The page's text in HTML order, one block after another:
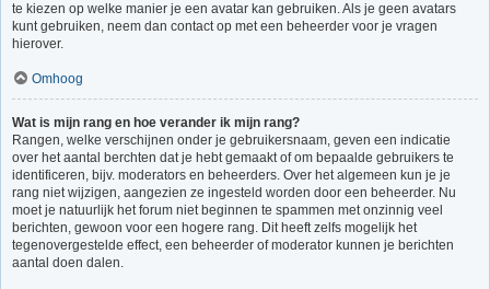
te kiezen op welke manier je een avatar kan gebruiken. Als je geen avatars
kunt gebruiken, neem dan contact op met een beheerder voor je vragen
hierover.
Omhoog
Wat is mijn rang en hoe verander ik mijn rang?
Rangen, welke verschijnen onder je gebruikersnaam, geven een indicatie
over het aantal berchten dat je hebt gemaakt of om bepaalde gebruikers te
identificeren, bijv. moderators en beheerders. Over het algemeen kun je je
rang niet wijzigen, aangezien ze ingesteld worden door een beheerder. Nu
moet je natuurlijk het forum niet beginnen te spammen met onzinnig veel
berichten, gewoon voor een hogere rang. Dit heeft zelfs mogelijk het
tegenovergestelde effect, een beheerder of moderator kunnen je berichten
aantal doen dalen.